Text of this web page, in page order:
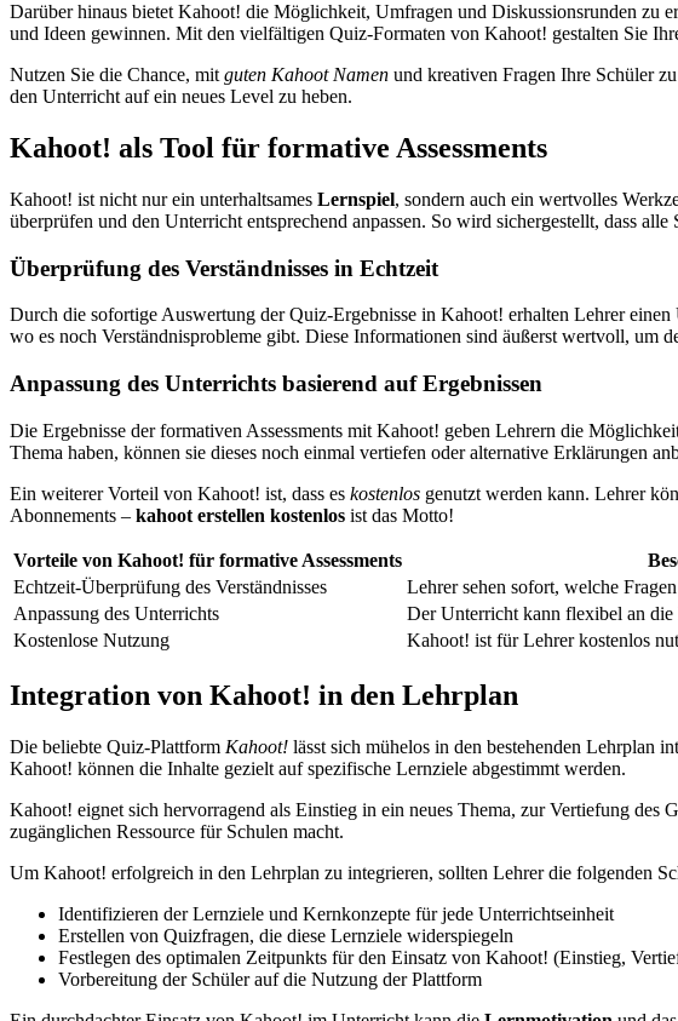
Darüber hinaus bietet Kahoot! die Möglichkeit, Umfragen und Diskussionsrunden zu
und Ideen gewinnen. Mit den vielfältigen Quiz-Formaten von Kahoot! gestalten Sie
Nutzen Sie die Chance, mit guten Kahoot Namen und kreativen Fragen Ihre Schüler
den Unterricht auf ein neues Level zu heben.
Kahoot! als Tool für formative Assessments
Kahoot! ist nicht nur ein unterhaltsames Lernspiel, sondern auch ein wertvolles
überprüfen und den Unterricht entsprechend anpassen. So wird sichergestellt, dass
Überprüfung des Verständnisses in Echtzeit
Durch die sofortige Auswertung der Quiz-Ergebnisse in Kahoot! erhalten Lehrer
wo es noch Verständnisprobleme gibt. Diese Informationen sind äußerst wertvoll, um
Anpassung des Unterrichts basierend auf Ergebnissen
Die Ergebnisse der formativen Assessments mit Kahoot! geben Lehrern die
Thema haben, können sie dieses noch einmal vertiefen oder alternative Erklärungen
Ein weiterer Vorteil von Kahoot! ist, dass es kostenlos genutzt werden kann. Lehrer
Abonnements – kahoot erstellen kostenlos ist das Motto!
Vorteile von Kahoot! für formative Assessments
Echtzeit-Überprüfung des Verständnisses
Lehrer sehen sofort, welche
Anpassung des Unterrichts
Der Unterricht kann flexibel an die
Kostenlose Nutzung
Kahoot! ist für Lehrer kostenlos
Integration von Kahoot! in den Lehrplan
Die beliebte Quiz-Plattform Kahoot! lässt sich mühelos in den bestehenden Lehrplan
Kahoot! können die Inhalte gezielt auf spezifische Lernziele abgestimmt werden.
Kahoot! eignet sich hervorragend als Einstieg in ein neues Thema, zur Vertiefung des
zugänglichen Ressource für Schulen macht.
Um Kahoot! erfolgreich in den Lehrplan zu integrieren, sollten Lehrer die folgenden
Identifizieren der Lernziele und Kernkonzepte für jede Unterrichtseinheit
Erstellen von Quizfragen, die diese Lernziele widerspiegeln
Festlegen des optimalen Zeitpunkts für den Einsatz von Kahoot! (Einstieg,
Vorbereitung der Schüler auf die Nutzung der Plattform